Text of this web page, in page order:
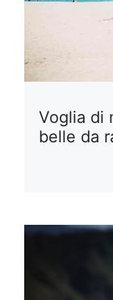
Voglia di
belle da